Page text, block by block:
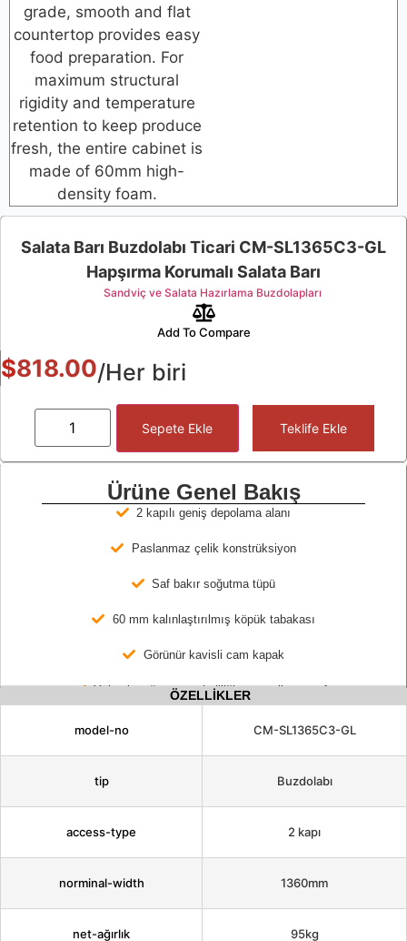
grade, smooth and flat
countertop provides easy
food preparation. For
maximum structural
rigidity and temperature
retention to keep produce
fresh, the entire cabinet is
made of 60mm high-
density foam.
Salata Barı Buzdolabı Ticari CM-SL1365C3-GL
Hapşırma Korumalı Salata Barı
Sandviç ve Salata Hazırlama Buzdolapları
Add To Compare
$818.00/Her biri
Sepete Ekle Teklife Ekle
Ürüne Genel Bakış
2 kapılı geniş depolama alanı
Paslanmaz çelik konstrüksiyon
Saf bakır soğutma tüpü
60 mm kalınlaştırılmış köpük tabakası
Görünür kavisli cam kapak
Yüksek soğutma verimliliği ve enerji tasarrufu
ÖZELLİKLER
model-no CM-SL1365C3-GL
tip Buzdolabı
access-type 2 kapı
norminal-width 1360mm
net-ağırlık 95kg